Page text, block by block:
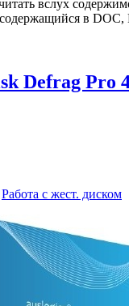
вслух
содержащийся в
Defrag Pro
Работа с жест. диском